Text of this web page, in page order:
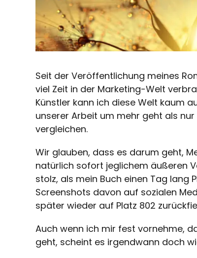
Seit der Veröffentlichung meines
viel Zeit in der Marketing-Welt
Künstler kann ich diese Welt kaum
unserer Arbeit um mehr geht als
vergleichen.
Wir glauben, dass es darum geht,
natürlich sofort jeglichem äußeren
stolz, als mein Buch einen Tag lang
Screenshots davon auf sozialen
später wieder auf Platz 802
Auch wenn ich mir fest vornehme,
geht, scheint es irgendwann doch